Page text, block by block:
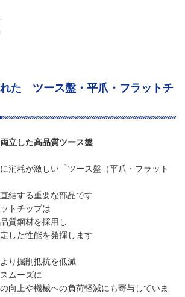
た ツース盤・平爪・フラットチ
立した高品質ツース盤
消耗が激しい「ツース盤（平爪・フラット
結する重要な部品です
トチップは
質鋼材を採用し
した性能を発揮します
り掘削抵抗を低減
ムーズに
向上や機械への負荷軽減にも寄与していま